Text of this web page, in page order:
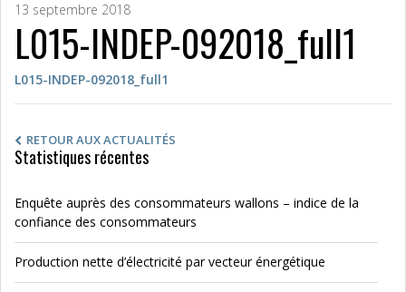
13 septembre 2018
L015-INDEP-092018_full1
L015-INDEP-092018_full1
RETOUR AUX ACTUALITÉS
Statistiques récentes
Enquête auprès des consommateurs wallons – indice de la
confiance des consommateurs
Production nette d’électricité par vecteur énergétique